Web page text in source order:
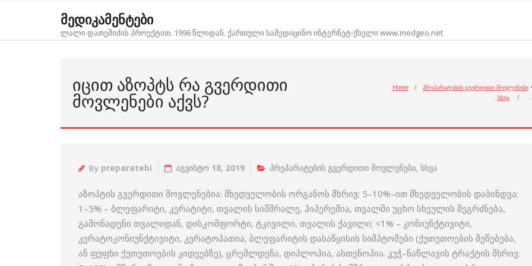
მედიკამენტები
ლალი დათეშიძის პროექტით. 1996 წლიდან. ქართული სამედიცინო ინტერნეტ-ქსელი www.medgeo.net
ᲘᲪᲘᲗ ᲐᲖᲝᲞᲢᲡ ᲠᲐ ᲒᲕᲔᲠᲓᲘᲗᲘ
ᲛᲝᲕᲚᲔᲜᲔᲑᲘ ᲐᲥᲕᲡ?
Home / პრეპარატების გვერდითი მოვლენები •
სხვა
/ …
By preparatebi აგვისტო 18, 2019 პრეპარატების გვერდითი მოვლენები, სხვა
აზოპტის გვერდითი მოვლენებია: მხედველობის ორგანოს მხრივ: 5–10%–ით მხედველობის დაბინდვა;
1–5% – ბლეფარიტი, კერატიტი, თვალის სიმშრალე, ჰიპერემია, თვალში უცხო სხეულის შეგრძნება,
გამონადენი თვალიდან, დისკომფორტი, ტკივილი, თვალის ქავილი; <1% – კონიუნქტივიტი,
კერატოკონიუნქტივიტი, კერატოპათია, ბლეფარიტის დასაწყისის სიმპტომები (ქუთუთოების შეწებება,
ან ფუფხი ქუთუთოების კიდეებზე), ცრემლდენა, დიპლოპია, ასთენოპია. კუჭ–ნაწლავის ტრაქტის მხრივ: